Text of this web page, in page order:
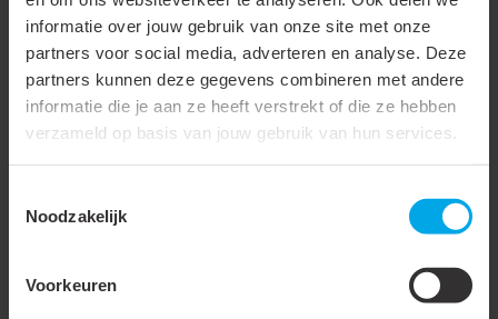
informatie over jouw gebruik van onze site met onze
partners voor social media, adverteren en analyse. Deze
partners kunnen deze gegevens combineren met andere
informatie die je aan ze heeft verstrekt of die ze hebben
verzameld op basis van jouw gebruik van hun services.
Noodzakelijk
Voorkeuren
temperaturen (tot 650 °C)
Geschikt voor lakdraad
Geschikt voor ronde
geleider
Geschikt voor vlakke
Voor trekvaste